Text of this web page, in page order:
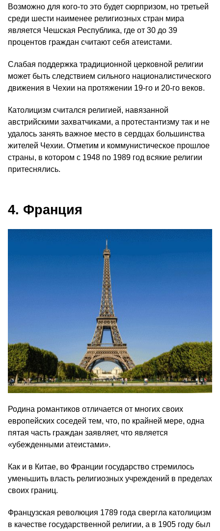
Возможно для кого-то это будет сюрпризом, но третьей
среди шести наименее религиозных стран мира
является Чешская Республика, где от 30 до 39
процентов граждан считают себя атеистами.
Слабая поддержка традиционной церковной религии
может быть следствием сильного националистического
движения в Чехии на протяжении 19-го и 20-го веков.
Католицизм считался религией, навязанной
австрийскими захватчиками, а протестантизму так и не
удалось занять важное место в сердцах большинства
жителей Чехии. Отметим и коммунистическое прошлое
страны, в котором с 1948 по 1989 год всякие религии
притеснялись.
4. Франция
Родина романтиков отличается от многих своих
европейских соседей тем, что, по крайней мере, одна
пятая часть граждан заявляет, что является
«убежденными атеистами».
Как и в Китае, во Франции государство стремилось
уменьшить власть религиозных учреждений в пределах
своих границ.
Французская революция 1789 года свергла католицизм
в качестве государственной религии, а в 1905 году был